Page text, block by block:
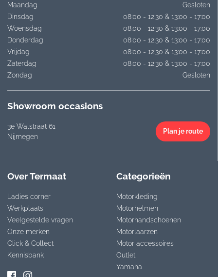
Maandag
Gesloten
Dinsdag
08:00 - 12:30 & 13:00 - 17:00
Woensdag
08:00 - 12:30 & 13:00 - 17:00
Donderdag
08:00 - 12:30 & 13:00 - 17:00
Vrijdag
08:00 - 12:30 & 13:00 - 17:00
Zaterdag
08:00 - 12:30 & 13:00 - 17:00
Zondag
Gesloten
Showroom occasions
3e Walstraat 61
Nijmegen
Plan je route
Over Termaat
Ladies corner
Werkplaats
Veelgestelde vragen
Onze merken
Click & Collect
Kennisbank
Categorieën
Motorkleding
Motorhelmen
Motorhandschoenen
Motorlaarzen
Motor accessoires
Outlet
Yamaha